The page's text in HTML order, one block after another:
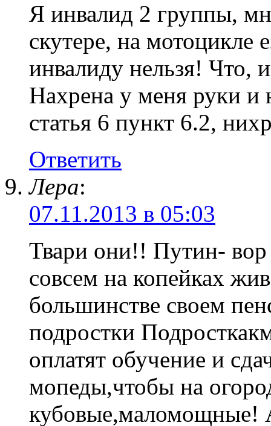
Я инвалид 2 группы,
скутере, на мотоцикле
инвалиду нельзя! Что,
Нахрена у меня руки и
статья 6 пункт 6.2,
Ответить
Лера:
07.11.2013 в 05:03
Твари они!! Путин- вор
совсем на копейках
большинстве своем
подростки
оплатят обучение и
мопеды,чтобы на
кубовые,маломощные!